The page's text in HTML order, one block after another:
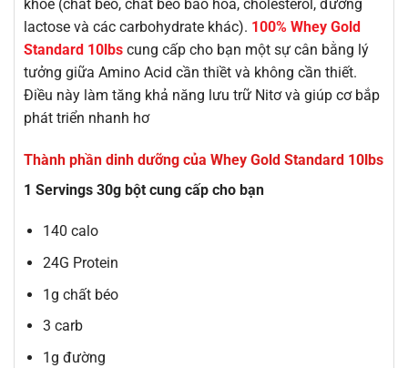
khỏe (chất béo, chất béo bão hoà, cholesterol, đường
lactose và các carbohydrate khác). 100% Whey Gold
Standard 10lbs cung cấp cho bạn một sự cân bằng lý
tưởng giữa Amino Acid cần thiềt và không cần thiết.
Điều này làm tăng khả năng lưu trữ Nitơ và giúp cơ bắp
phát triển nhanh hơ
Thành phần dinh dưỡng của Whey Gold Standard 10lbs
1 Servings 30g bột cung cấp cho bạn
140 calo
24G Protein
1g chất béo
3 carb
1g đường